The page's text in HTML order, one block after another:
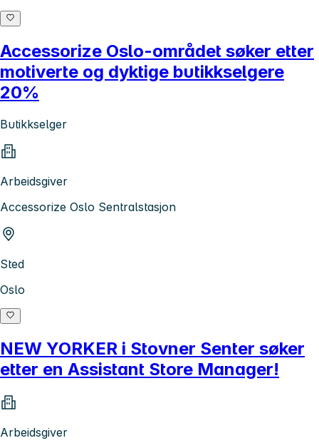
Accessorize Oslo-området søker etter
motiverte og dyktige butikkselgere
20%
Butikkselger
Arbeidsgiver
Accessorize Oslo Sentralstasjon
Sted
Oslo
NEW YORKER i Stovner Senter søker
etter en Assistant Store Manager!
Arbeidsgiver